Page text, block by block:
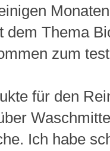
dem Thema
zum
für den
Ich habe